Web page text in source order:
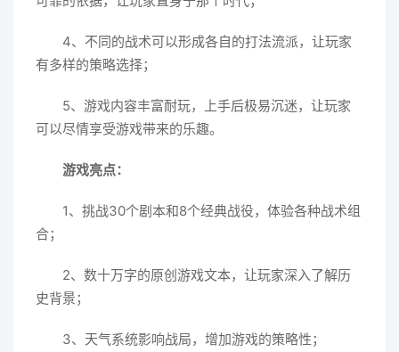
4、不同的战术可以形成各自的打法流派，让玩家
有多样的策略选择；
5、游戏内容丰富耐玩，上手后极易沉迷，让玩家
可以尽情享受游戏带来的乐趣。
游戏亮点：
1、挑战30个剧本和8个经典战役，体验各种战术组
合；
2、数十万字的原创游戏文本，让玩家深入了解历
史背景；
3、天气系统影响战局，增加游戏的策略性；